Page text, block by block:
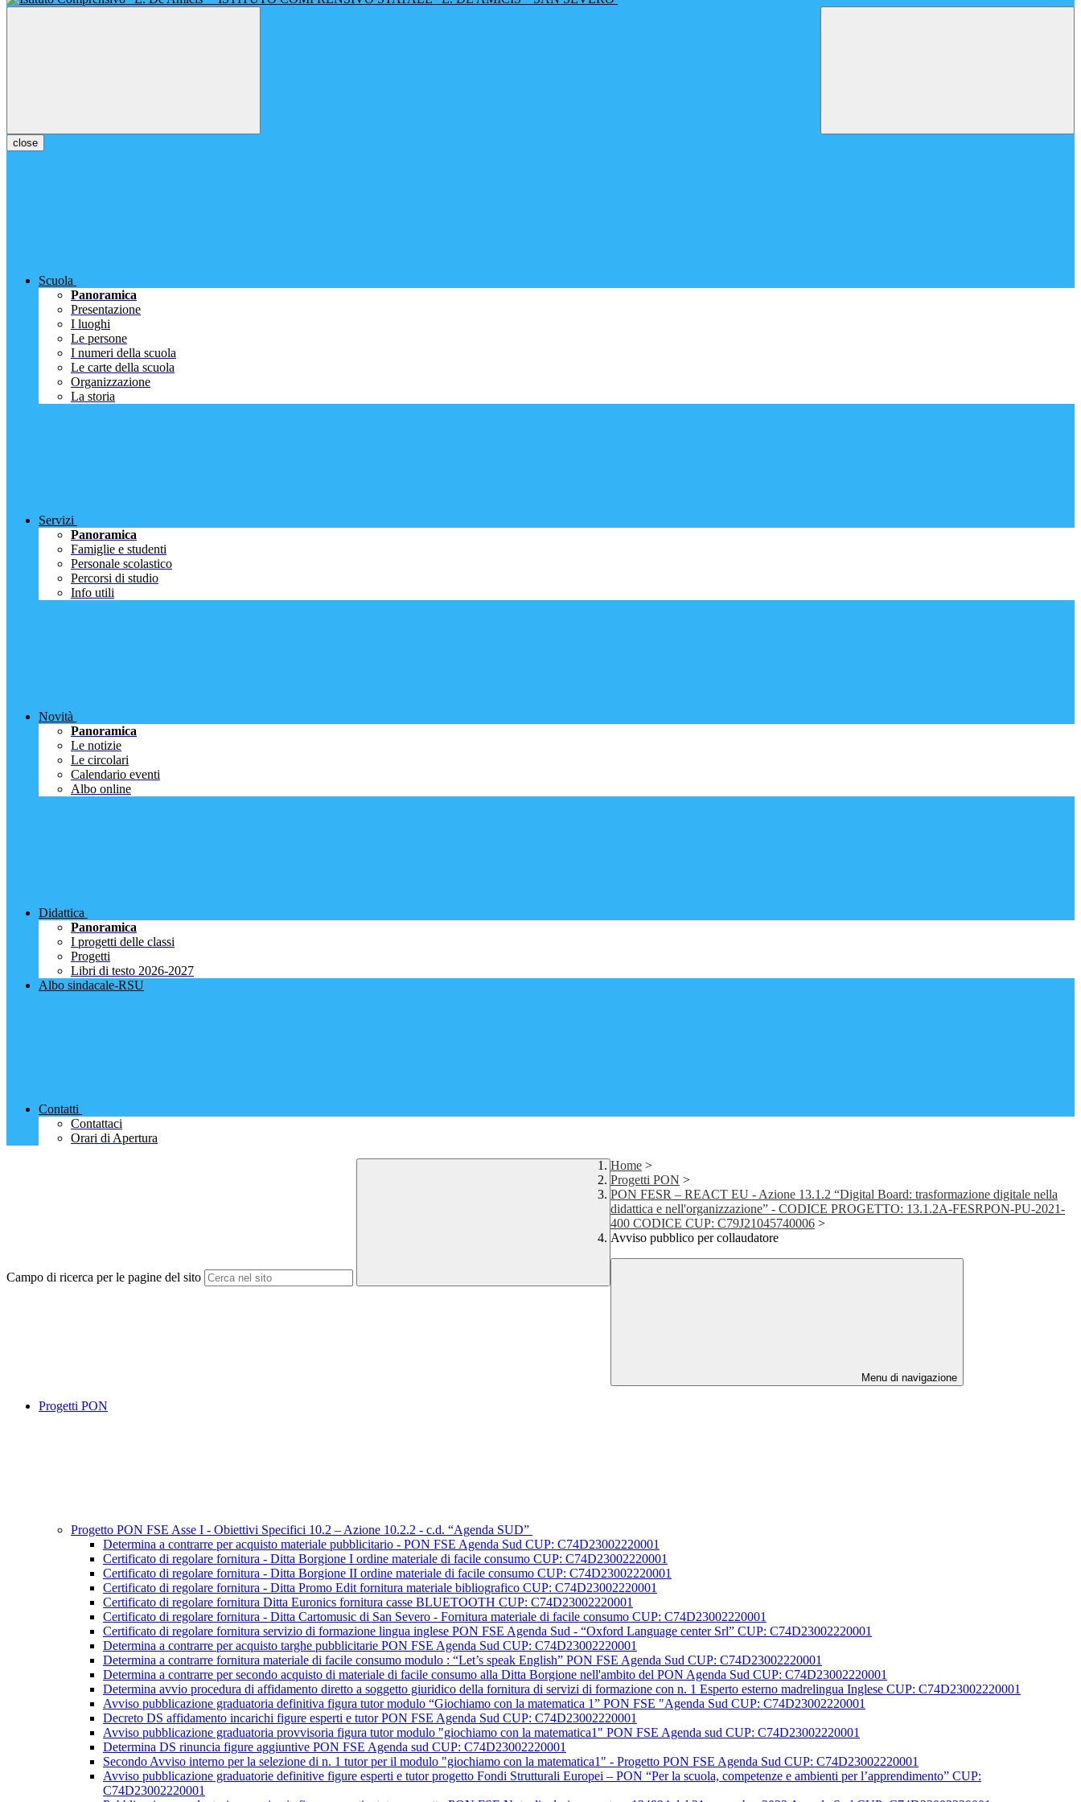
close
Scuola
Panoramica
Presentazione
I luoghi
Le persone
I numeri della scuola
Le carte della scuola
Organizzazione
La storia
Servizi
Panoramica
Famiglie e studenti
Personale scolastico
Percorsi di studio
Info utili
Novità
Panoramica
Le notizie
Le circolari
Calendario eventi
Albo online
Didattica
Panoramica
I progetti delle classi
Progetti
Libri di testo 2026-2027
Albo sindacale-RSU
Contatti
Contattaci
Orari di Apertura
Campo di ricerca per le pagine del sito
Home >
Progetti PON >
PON FESR – REACT EU - Azione 13.1.2 “Digital Board: trasformazione digitale nella
didattica e nell'organizzazione” - CODICE PROGETTO: 13.1.2A-FESRPON-PU-2021-
400 CODICE CUP: C79J21045740006 >
Avviso pubblico per collaudatore
Menu di navigazione
Progetti PON
Progetto PON FSE Asse I - Obiettivi Specifici 10.2 – Azione 10.2.2 - c.d. “Agenda SUD”
Determina a contrarre per acquisto materiale pubblicitario - PON FSE Agenda Sud CUP: C74D23002220001
Certificato di regolare fornitura - Ditta Borgione I ordine materiale di facile consumo CUP: C74D23002220001
Certificato di regolare fornitura - Ditta Borgione II ordine materiale di facile consumo CUP: C74D23002220001
Certificato di regolare fornitura - Ditta Promo Edit fornitura materiale bibliografico CUP: C74D23002220001
Certificato di regolare fornitura Ditta Euronics fornitura casse BLUETOOTH CUP: C74D23002220001
Certificato di regolare fornitura - Ditta Cartomusic di San Severo - Fornitura materiale di facile consumo CUP: C74D23002220001
Certificato di regolare fornitura servizio di formazione lingua inglese PON FSE Agenda Sud - “Oxford Language center Srl” CUP: C74D23002220001
Determina a contrarre per acquisto targhe pubblicitarie PON FSE Agenda Sud CUP: C74D23002220001
Determina a contrarre fornitura materiale di facile consumo modulo : “Let’s speak English” PON FSE Agenda Sud CUP: C74D23002220001
Determina a contrarre per secondo acquisto di materiale di facile consumo alla Ditta Borgione nell'ambito del PON Agenda Sud CUP: C74D23002220001
Determina avvio procedura di affidamento diretto a soggetto giuridico della fornitura di servizi di formazione con n. 1 Esperto esterno madrelingua Inglese CUP: C74D23002220001
Avviso pubblicazione graduatoria definitiva figura tutor modulo “Giochiamo con la matematica 1” PON FSE "Agenda Sud CUP: C74D23002220001
Decreto DS affidamento incarichi figure esperti e tutor PON FSE Agenda Sud CUP: C74D23002220001
Avviso pubblicazione graduatoria provvisoria figura tutor modulo "giochiamo con la matematica1" PON FSE Agenda sud CUP: C74D23002220001
Determina DS rinuncia figure aggiuntive PON FSE Agenda sud CUP: C74D23002220001
Secondo Avviso interno per la selezione di n. 1 tutor per il modulo "giochiamo con la matematica1" - Progetto PON FSE Agenda Sud CUP: C74D23002220001
Avviso pubblicazione graduatorie definitive figure esperti e tutor progetto Fondi Strutturali Europei – PON “Per la scuola, competenze e ambienti per l’apprendimento” CUP:
C74D23002220001